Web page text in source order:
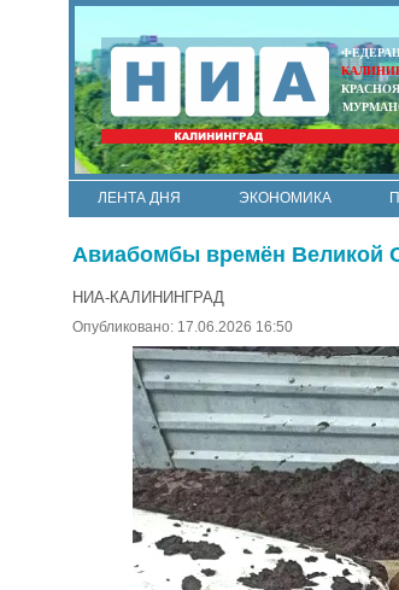
ЛЕНТА ДНЯ ЭКОНОМИКА
Авиабомбы времён Великой
НИА-КАЛИНИНГРАД
Опубликовано: 17.06.2026 16:50